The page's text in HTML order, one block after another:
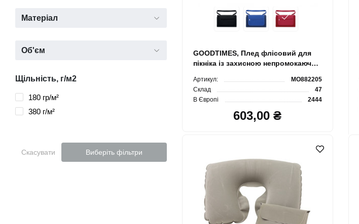
Матеріал
Об'єм
Щільність, г/м2
180 гр/м²
380 г/м²
Скасувати Виберіть фільтри
GOODTIMES, Плед флісовий для
пікніка із захисною непромокаючої
Артикул:
MO882205
Склад
47
В Європі
2444
603,00 ₴